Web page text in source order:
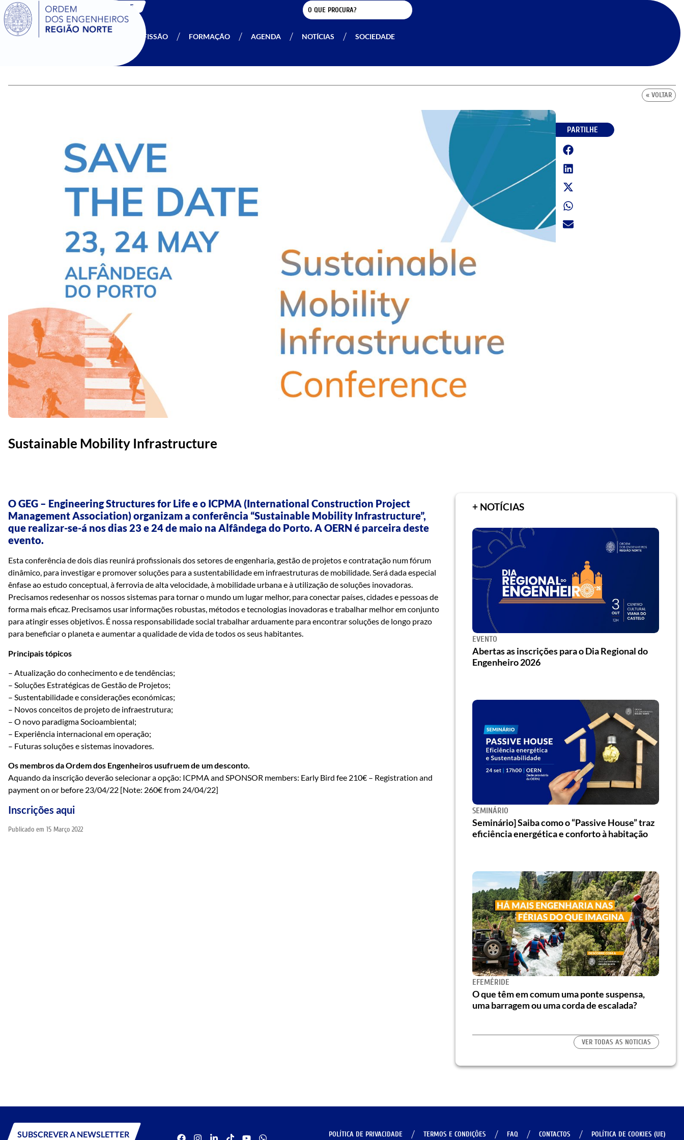
SIGOE
A OERN PROFISSÃO FORMAÇÃO AGENDA NOTÍCIAS SOCIEDADE
« VOLTAR
PARTILHE
Sustainable Mobility Infrastructure
OGEG – Engineering Structures for Lifee o ICPMA(International Construction Project
Management Association) organizam a conferência “Sustainable Mobility Infrastructure”,
que realizar-se-á nos dias 23 e 24 de maio na Alfândega do Porto. A OERN é parceira deste
evento.
Esta conferência de dois dias reunirá profissionais dos setores de engenharia, gestão de projetos e contratação num fórum
dinâmico, para investigar e promover soluções para a sustentabilidade em infraestruturas de mobilidade. Será dada especial
ênfase ao estudo conceptual, à ferrovia de alta velocidade, à mobilidade urbana e à utilização de soluções inovadoras.
Precisamos redesenhar os nossos sistemas para tornar o mundo um lugar melhor, para conectar países, cidades e pessoas de
forma mais eficaz. Precisamos usar informações robustas, métodos e tecnologias inovadoras e trabalhar melhor em conjunto
para atingir esses objetivos. É nossa responsabilidade social trabalhar arduamente para encontrar soluções de longo prazo
para beneficiar o planeta e aumentar a qualidade de vida de todos os seus habitantes.
Principais tópicos
– Atualização do conhecimento e de tendências;
– Soluções Estratégicas de Gestão de Projetos;
– Sustentabilidade e considerações económicas;
– Novos conceitos de projeto de infraestrutura;
– O novo paradigma Socioambiental;
– Experiência internacional em operação;
– Futuras soluções e sistemas inovadores.
Os membros da Ordem dos Engenheiros usufruem de um desconto.
Aquando da inscrição deverão selecionar a opção: ICPMA and SPONSOR members: Early Bird fee 210€ – Registration and
payment on or before 23/04/22 [Note: 260€ from 24/04/22]
Inscrições aqui
Publicado em 15 Março 2022
+ NOTÍCIAS
EVENTO
Abertas as inscrições para o Dia Regional do
Engenheiro 2026
SEMINÁRIO
Seminário] Saiba como o “Passive House” traz
eficiência energética e conforto à habitação
EFEMÉRIDE
O que têm em comum uma ponte suspensa,
uma barragem ou uma corda de escalada?
VER TODAS AS NOTICIAS
SUBSCREVER A NEWSLETTER POLÍTICA DE PRIVACIDADE TERMOS E CONDIÇÕES FAQ CONTACTOS POLÍTICA DE COOKIES (UE)